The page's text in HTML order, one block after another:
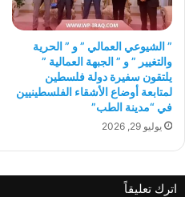
” الشيوعي العمالي ” و ” الحرية
والتغيير ” و ” الجبهة العمالية ”
يلتقون سفيرة دولة فلسطين
لمتابعة أوضاع الأشقاء الفلسطينيين
في “مدينة الطب”
يوليو 29, 2026
اترك تعليقاً